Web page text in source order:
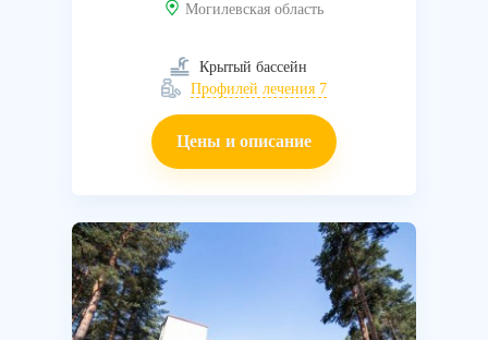
Могилевская область
Крытый бассейн
Профилей лечения 7
Цены и описание